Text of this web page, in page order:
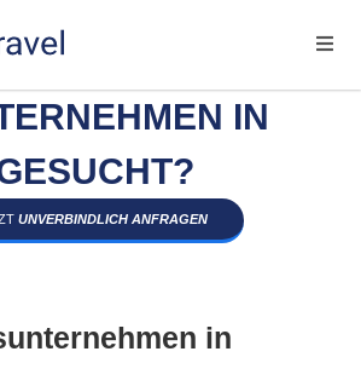
IN
UNVERBINDLICH ANFRAGEN
in